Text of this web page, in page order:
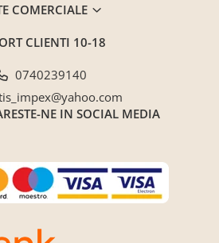
COMERCIALE
CLIENTI 10-18
0740239140
NE IN SOCIAL MEDIA